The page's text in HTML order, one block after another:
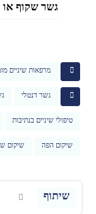
גשר שקוף או
מרפאות שיניים
גשר דנטלי
טיפולי שיניים בנתיבות
שיקום הפה שיקום